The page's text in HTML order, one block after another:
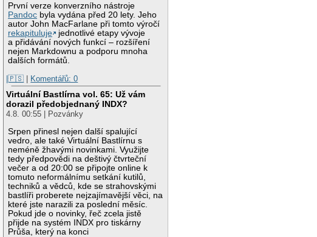
První verze konverzního nástroje
Pandoc byla vydána před 20 lety. Jeho
autor John MacFarlane při tomto výročí
rekapituluje
jednotlivé etapy vývoje
a přidávání nových funkcí – rozšíření
nejen Markdownu a podporu mnoha
dalších formátů.
|🇵🇸 | Komentářů: 0
Virtuální Bastlírna vol. 65: Už vám
dorazil předobjednaný INDX?
4.8. 00:55 | Pozvánky
Srpen přinesl nejen další spalující
vedro, ale také Virtuální Bastlírnu s
neméně žhavými novinkami. Využijte
tedy předpovědi na deštivý čtvrteční
večer a od 20:00 se připojte online k
tomuto neformálnímu setkání kutilů,
techniků a vědců, kde se strahovskými
bastlíři proberete nejzajímavější věci, na
které jste narazili za poslední měsíc.
Pokud jde o novinky, řeč zcela jistě
přijde na systém INDX pro tiskárny
Průša, který na konci